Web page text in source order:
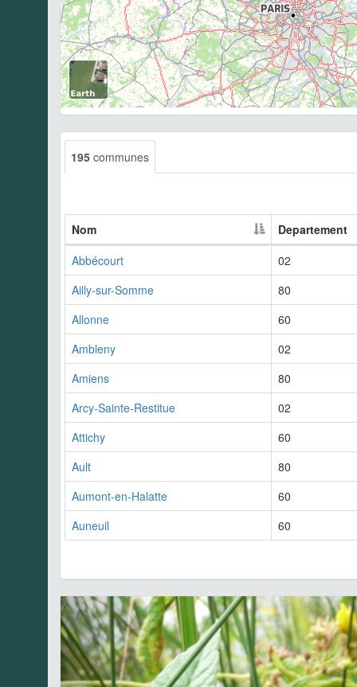
195 communes
Nom
Departement
Abbécourt
02
Ailly-sur-Somme
80
Allonne
60
Ambleny
02
Amiens
80
Arcy-Sainte-Restitue
02
Attichy
60
Ault
80
Aumont-en-Halatte
60
Auneuil
60